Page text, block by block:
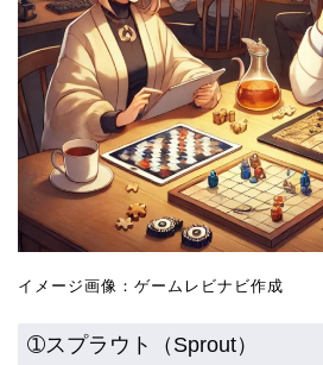
イメージ画像：ゲームレビナビ作成
➀スプラウト（Sprout）